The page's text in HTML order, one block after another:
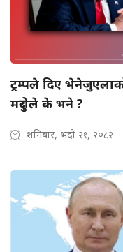
ट्रम्पले दिए
मदुरोले के भने ?
शनिबार, भदौ २१, २०८२